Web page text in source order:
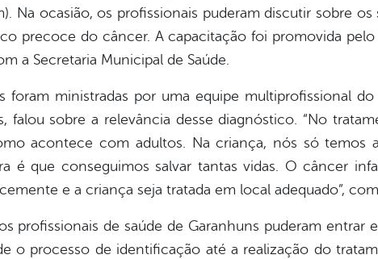
Na ocasião, os profissionais puderam discutir sobre
precoce do câncer. A capacitação foi promovida
a Secretaria Municipal de Saúde.
foram ministradas por uma equipe multiprofissional
falou sobre a relevância desse diagnóstico. “No
acontece com adultos. Na criança, nós só temos
é que conseguimos salvar tantas vidas. O câncer
e a criança seja tratada em local adequado”,
profissionais de saúde de Garanhuns puderam
o processo de identificação até a realização do